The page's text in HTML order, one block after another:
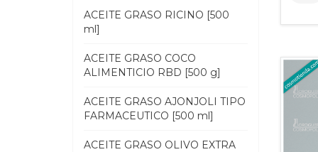
ACEITE GRASO RICINO [500
ml]
ACEITE GRASO COCO
ALIMENTICIO RBD [500 g]
ACEITE GRASO AJONJOLI TIPO
FARMACEUTICO [500 ml]
ACEITE GRASO OLIVO EXTRA